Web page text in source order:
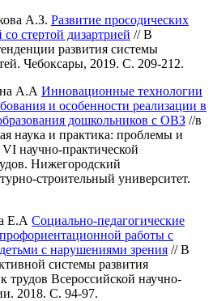
А.З. Развитие просодических
стертой дизартрией // В
развития системы
Чебоксары, 2019. С. 209-212.
А.А Инновационные технологии
и особенности реализации в
дошкольников с ОВЗ //в
наука и практика: проблемы и
научно-практической
Нижегородский
строительный университет.
Е.А Социально-педагогические
работы с
с нарушениями зрения // В
системы развития
трудов Всероссийской научно-
2018. С. 94-97.